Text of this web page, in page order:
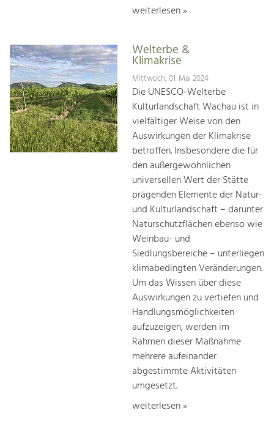
weiterlesen »
Welterbe &
Klimakrise
Mittwoch, 01. Mai 2024
Die UNESCO-Welterbe
Kulturlandschaft Wachau ist in
vielfältiger Weise von den
Auswirkungen der Klimakrise
betroffen. Insbesondere die für
den außergewöhnlichen
universellen Wert der Stätte
prägenden Elemente der Natur-
und Kulturlandschaft – darunter
Naturschutzflächen ebenso wie
Weinbau- und
Siedlungsbereiche – unterliegen
klimabedingten Veränderungen.
Um das Wissen über diese
Auswirkungen zu vertiefen und
Handlungsmöglichkeiten
aufzuzeigen, werden im
Rahmen dieser Maßnahme
mehrere aufeinander
abgestimmte Aktivitäten
umgesetzt.
weiterlesen »